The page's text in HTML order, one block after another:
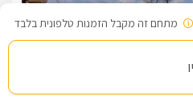
מתחם זה מקבל הזמנות טלפונית בלבד